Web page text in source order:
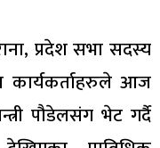
प्रदेश सभा सदस्य
कार्यकर्ताहरुले आज
पौडेलसंग भेट गर्दै